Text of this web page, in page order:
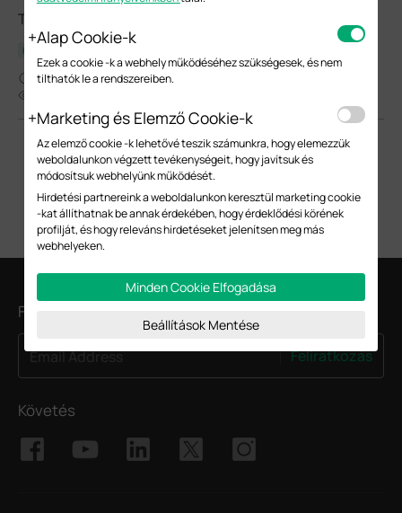
TL-SM311LS(UN)_V4_Installation Guide
Hardver telepítési útmutató
04-14-2020
Feliratkozás a hírlevélre
Email Address Feliratkozás
Követés
Alap Cookie-k
Ezek a cookie -k a webhely működéséhez szükségesek, és nem
tilthatók le a rendszereiben.
Marketing és Elemző Cookie-k
Az elemző cookie -k lehetővé teszik számunkra, hogy elemezzük
weboldalunkon végzett tevékenységeit, hogy javítsuk és
módosítsuk webhelyünk működését.
Hirdetési partnereink a weboldalunkon keresztül marketing cookie
-kat állíthatnak be annak érdekében, hogy érdeklődési körének
profilját, és hogy releváns hirdetéseket jelenítsen meg más
webhelyeken.
Minden Cookie Elfogadása
Beállítások Mentése